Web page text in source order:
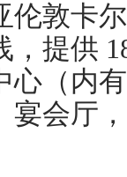
伦敦卡
提供
心（内
宴会厅